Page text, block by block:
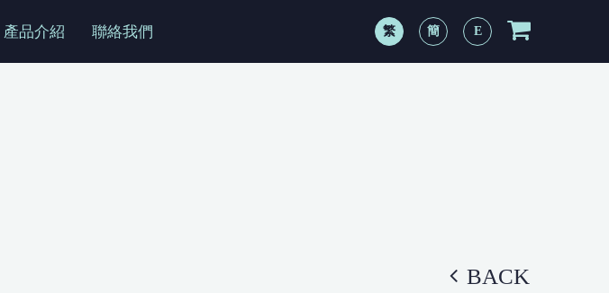
產品介紹 聯絡我們 繁 簡 E
BACK